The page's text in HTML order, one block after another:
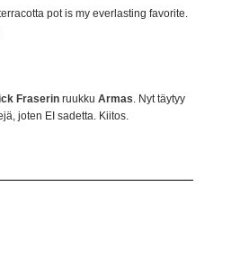
pot is my everlasting favorite.
Fraserinruukku Armas . Nyt täytyy
joten EI sadetta. Kiitos.